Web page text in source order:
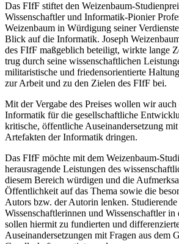
Das FIfF stiftet den Weizenbaum-
Wissenschaftler und Informatik-Pionier
Weizenbaum in Würdigung seiner
Blick auf die Informatik. Joseph
des FIfF maßgeblich beteiligt, wirkte lange
trug durch seine wissenschaftlichen
militaristische und friedensorientierte
zur Arbeit und zu den Zielen des FIfF bei.
Mit der Vergabe des Preises wollen wir
Informatik für die gesellschaftliche
kritische, öffentliche Auseinandersetzung
Artefakten der Informatik dringen.
Das FIfF möchte mit dem Weizenbaum-
herausragende Leistungen des
diesem Bereich würdigen und die
Öffentlichkeit auf das Thema sowie die
Autors bzw. der Autorin lenken.
Wissenschaftlerinnen und Wissenschaftler
sollen hiermit zu fundierten und
Auseinandersetzungen mit Fragen aus dem